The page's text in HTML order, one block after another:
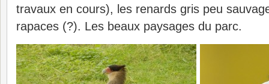
travaux en cours), les renards gris peu
rapaces (?). Les beaux paysages du parc.